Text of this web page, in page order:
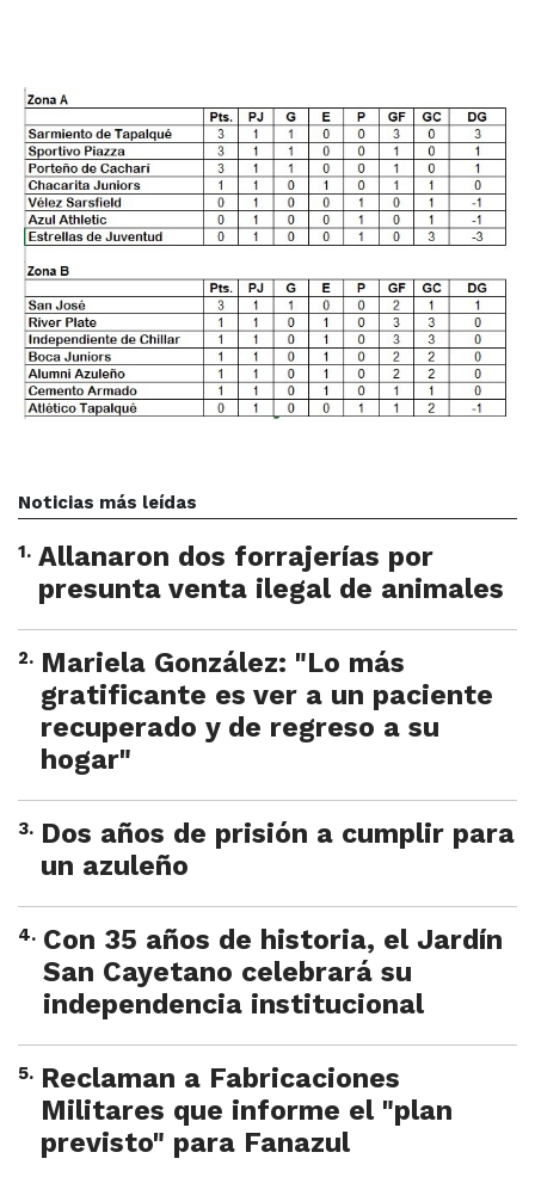
Noticias más leídas
1. Allanaron dos forrajerías por
presunta venta ilegal de animales
2. Mariela González: "Lo más
gratificante es ver a un paciente
recuperado y de regreso a su
hogar"
3. Dos años de prisión a cumplir para
un azuleño
4. Con 35 años de historia, el Jardín
San Cayetano celebrará su
independencia institucional
5. Reclaman a Fabricaciones
Militares que informe el "plan
previsto" para Fanazul